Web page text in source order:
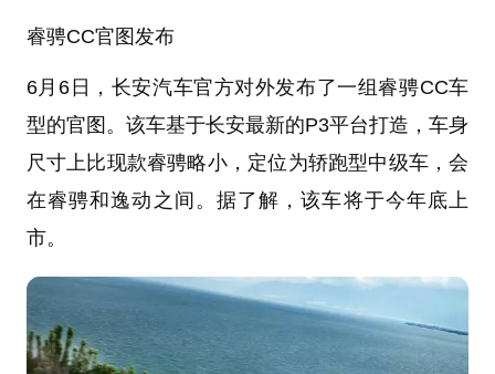
睿骋CC官图发布
6月6日，长安汽车官方对外发布了一组睿骋CC车
型的官图。该车基于长安最新的P3平台打造，车身
尺寸上比现款睿骋略小，定位为轿跑型中级车，会
在睿骋和逸动之间。据了解，该车将于今年底上
市。